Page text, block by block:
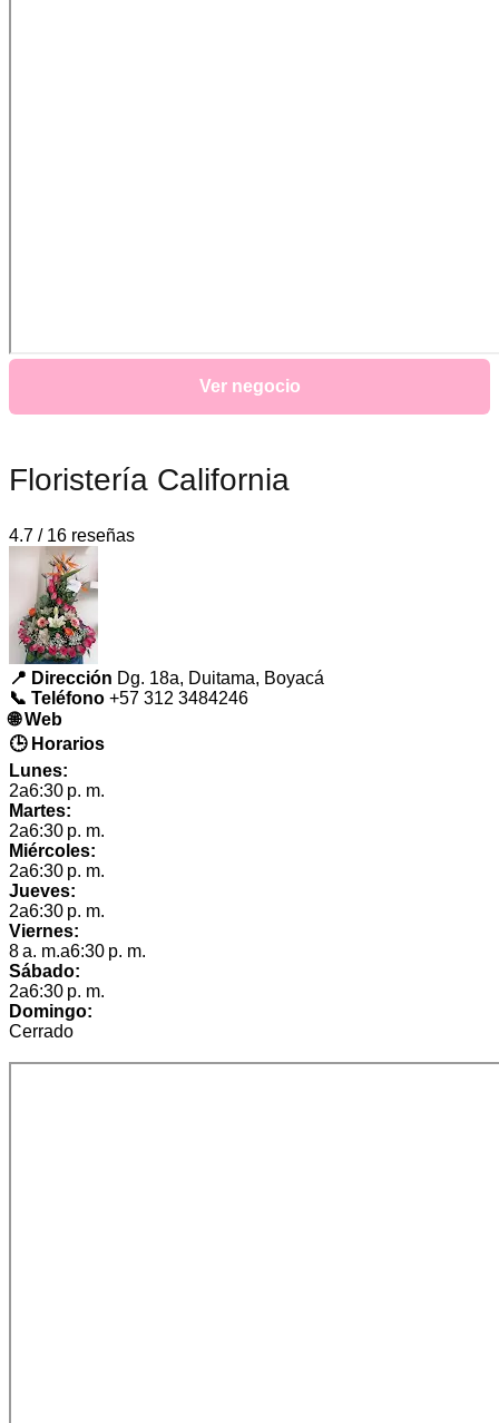
Ver negocio
Floristería California
4.7 / 16 reseñas
📍 Dirección Dg. 18a, Duitama, Boyacá
📞 Teléfono +57 312 3484246
🌐 Web
🕒 Horarios
Lunes:
2a6:30 p. m.
Martes:
2a6:30 p. m.
Miércoles:
2a6:30 p. m.
Jueves:
2a6:30 p. m.
Viernes:
8 a. m.a6:30 p. m.
Sábado:
2a6:30 p. m.
Domingo:
Cerrado